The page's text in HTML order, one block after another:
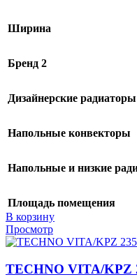
Ширина
Бренд 2
Дизайнерские радиаторы
Напольные конвекторы
Напольные и низкие
Площадь помещения
В корзину
Просмотр
TECHNO VITA/KPZ